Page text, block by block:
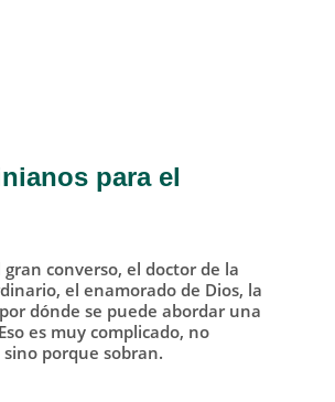
para el
converso, el doctor de la
el enamorado de Dios, la
dónde se puede abordar una
es muy complicado, no
porque sobran.